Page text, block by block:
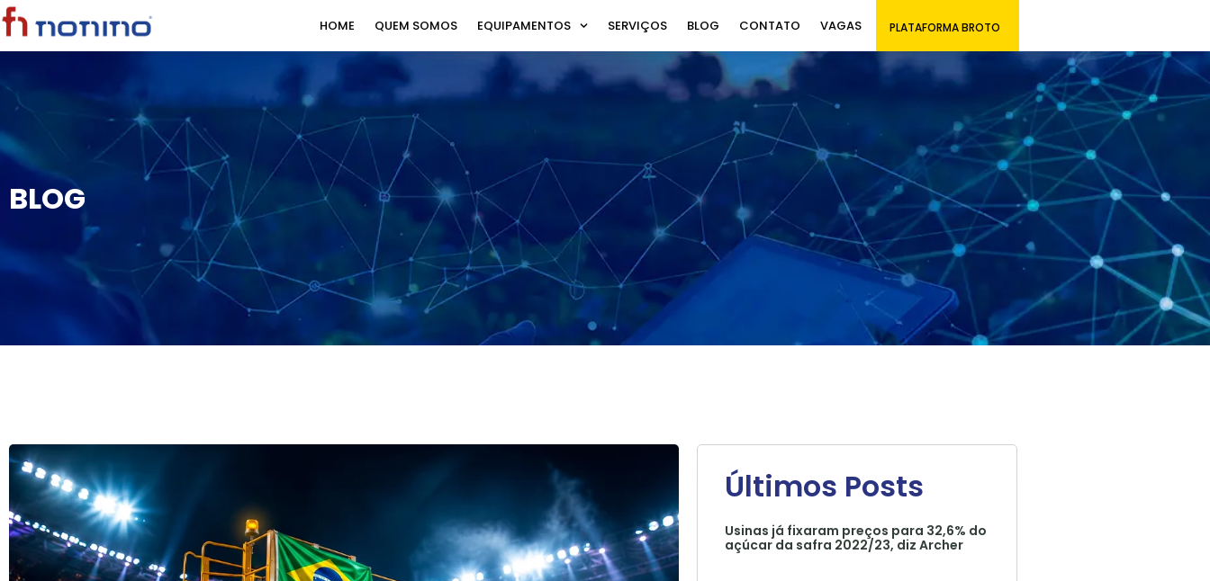
HOME QUEM SOMOS EQUIPAMENTOS SERVIÇOS BLOG CONTATO VAGAS PLATAFORMA BROTO
BLOG
Últimos Posts
Usinas já fixaram preços para 32,6% do
açúcar da safra 2022/23, diz Archer